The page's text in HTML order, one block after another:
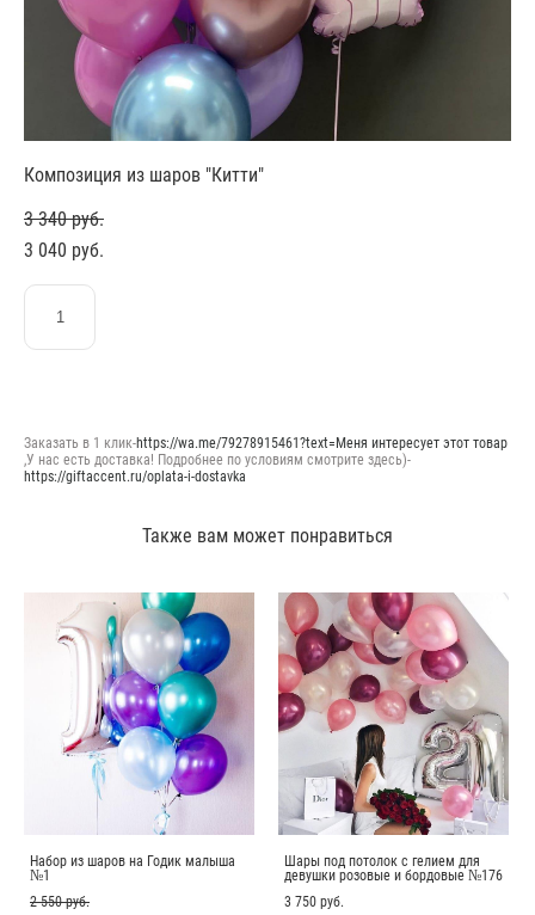
Композиция из шаров "Китти"
3 340 pуб.
3 040 pуб.
Заказать в 1 клик-https://wa.me/79278915461?text=Меня интересует этот товар
,У нас есть доставка! Подробнее по условиям смотрите здесь)-
https://giftaccent.ru/oplata-i-dostavka
Также вам может понравиться
Набор из шаров на Годик малыша
№1
2 550 pуб.
Шары под потолок с гелием для
девушки розовые и бордовые №176
3 750 pуб.